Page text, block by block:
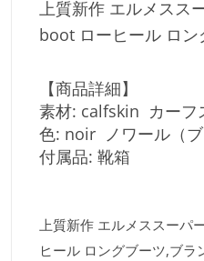
上質新作 エルメスス
boot ローヒール ロン
【商品詳細】
素材: calfskin カーフ
色: noir ノワール（ブ
付属品: 靴箱
上質新作 エルメススーパ
ヒール ロングブーツ,ブ